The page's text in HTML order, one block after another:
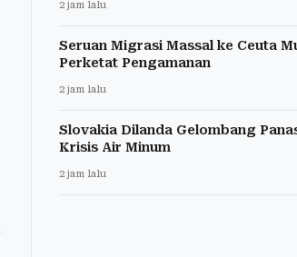
2 jam lalu
Seruan Migrasi Massal ke Ceuta
Perketat Pengamanan
2 jam lalu
Slovakia Dilanda Gelombang
Krisis Air Minum
2 jam lalu